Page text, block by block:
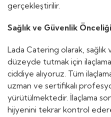
gerçekleştirilir.
Sağlık ve Güvenlik
Lada Catering olarak,
düzeyde tutmak için
ciddiye alıyoruz. Tüm
uzman ve sertifikalı
yürütülmektedir. İlaçlama
hijyenini tekrar kontrol